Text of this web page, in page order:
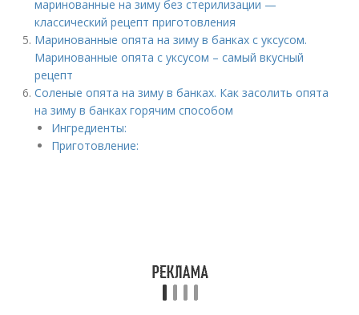
маринованные на зиму без стерилизации —
классический рецепт приготовления
Маринованные опята на зиму в банках с уксусом.
Маринованные опята с уксусом – самый вкусный
рецепт
Соленые опята на зиму в банках. Как засолить опята
на зиму в банках горячим способом
Ингредиенты:
Приготовление: